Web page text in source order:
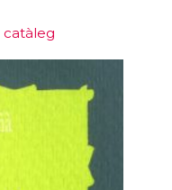
catàleg